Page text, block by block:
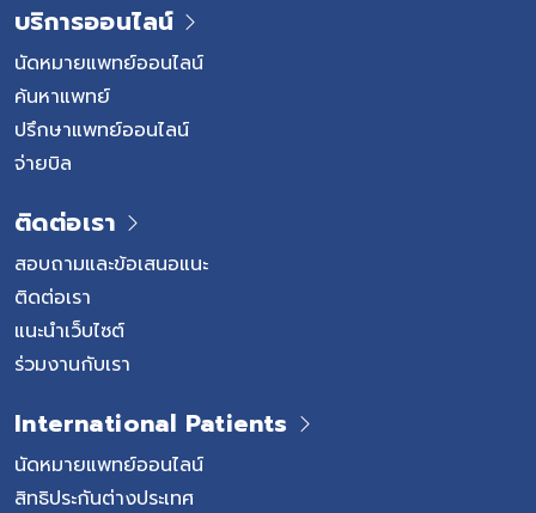
บริการออนไลน์
นัดหมายแพทย์ออนไลน์
ค้นหาแพทย์
ปรึกษาแพทย์ออนไลน์
จ่ายบิล
ติดต่อเรา
สอบถามและข้อเสนอแนะ
ติดต่อเรา
แนะนำเว็บไซต์
ร่วมงานกับเรา
International Patients
นัดหมายแพทย์ออนไลน์
สิทธิประกันต่างประเทศ